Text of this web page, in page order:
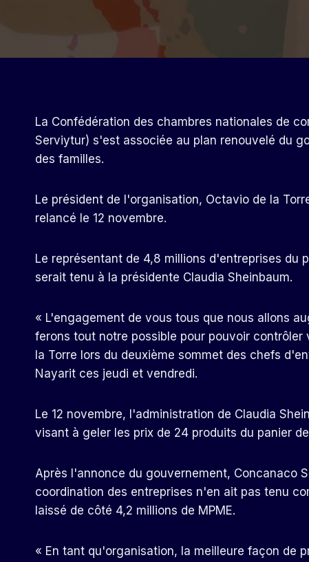
La Confédération des chambres nationales de
Serviytur) s'est associée au plan renouvelé du
des familles.
Le président de l'organisation, Octavio de la
relancé le 12 novembre.
Le représentant de 4,8 millions d'entreprises
serait tenu à la présidente Claudia Sheinbaum.
« L'engagement de vous tous que nous allons
ferons tout notre possible pour pouvoir
la Torre lors du deuxième sommet des chefs
Nayarit ces jeudi et vendredi.
Le 12 novembre, l'administration de Claudia
visant à geler les prix de 24 produits du panier
Après l'annonce du gouvernement, Concanaco
coordination des entreprises n'en ait pas tenu
laissé de côté 4,2 millions de MPME.
« En tant qu'organisation, la meilleure façon de